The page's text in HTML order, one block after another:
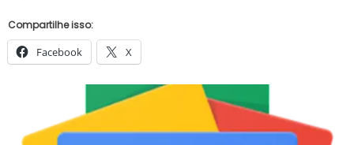
Compartilhe isso:
Facebook X